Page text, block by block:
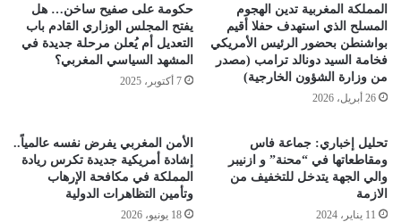
المملكة المغربية تدين الهجوم
المسلح الذي استهدف حفلا أقيم
بواشنطن بحضور الرئيس الأمريكي
فخامة السيد دونالد ترامب (مصدر
من وزارة الشؤون الخارجية)
26 أبريل، 2026
حكومة على صفيح ساخن… هل
يفتح المجلس الوزاري القادم باب
التعديل أم يُعلن مرحلة جديدة في
المشهد السياسي المغربي؟
7 أكتوبر، 2025
تحليل إخباري: جماعة فاس
ومقاطعاتها في “محنة” و ازنيبر
والي الجهة يتدخل للتخفيف من
الازمة
11 يناير، 2024
الأمن المغربي يفرض نفسه عالمياً..
إشادة أمريكية جديدة تكرس ريادة
المملكة في مكافحة الإرهاب
وتأمين التظاهرات الدولية
18 يونيو، 2026